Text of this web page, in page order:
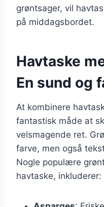
grøntsager, vil
på middagsbordet.
Havtaske
En sund og
At kombinere
fantastisk måde at
velsmagende ret.
farve, men også
Nogle populære
havtaske, inkluderer: